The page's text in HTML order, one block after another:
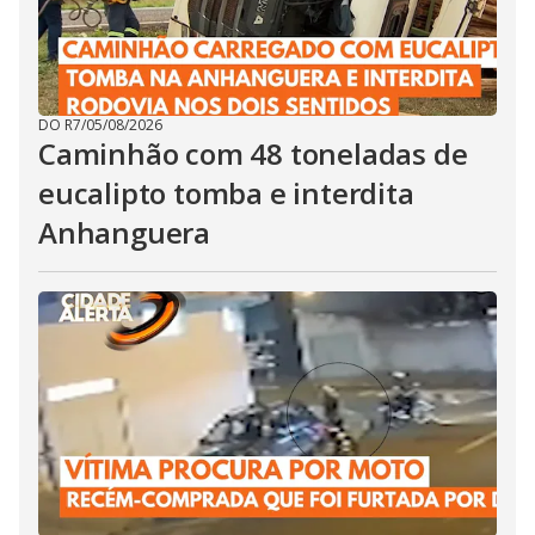
DO R7/05/08/2026
Caminhão com 48 toneladas de
eucalipto tomba e interdita
Anhanguera